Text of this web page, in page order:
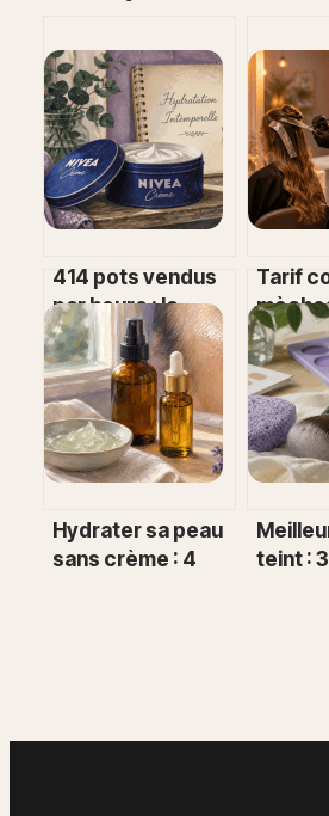
414 pots vendus
par heure : la
crème Nivea
bleue est-elle
vraiment efficace
selon les
dermatologues ?
Tarif
varier
de 60
Hydrater sa peau
sans crème : 4
teint :